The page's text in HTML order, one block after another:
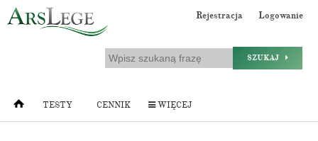
Rejestracja Logowanie
SZUKAJ
TESTY CENNIK WIĘCEJ